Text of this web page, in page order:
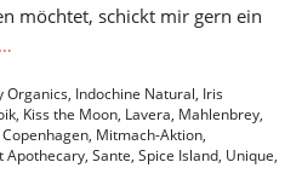
möchtet, schickt mir gern ein
Organics, Indochine Natural, Iris
, Kiss the Moon, Lavera, Mahlenbrey,
, Mitmach-Aktion,
Apothecary, Sante, Spice Island, Unique,